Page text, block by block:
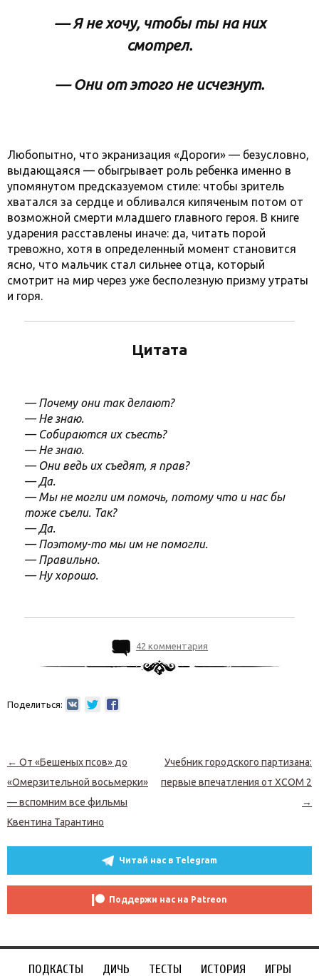
— Я не хочу, чтобы ты на них
смотрел.
— Они от этого не исчезнут.
Любопытно, что экранизация «Дороги» — безусловно,
выдающаяся — обыгрывает роль ребенка именно в
упомянутом предсказуемом стиле: чтобы зритель
хватался за сердце и обливался кипяченым потом от
возможной смерти младшего главного героя. В книге
ударения расставлены иначе: да, читать порой
тревожно, хотя в определенный момент становится
ясно, что мальчик стал сильнее отца, который
смотрит на мир через уже бесполезную призму утраты
и горя.
Цитата
— Почему они так делают?
— Не знаю.
— Собираются их съесть?
— Не знаю.
— Они ведь их съедят, я прав?
— Да.
— Мы не могли им помочь, потому что и нас бы
тоже съели. Так?
— Да.
— Поэтому-то мы им не помогли.
— Правильно.
— Ну хорошо.
42 комментария
Поделиться:
Навигация по записям
← От «Бешеных псов» до
«Омерзительной восьмерки»
— вспомним все фильмы
Квентина Тарантино
Учебник городского партизана:
первые впечатления от XCOM 2
→
Читай нас в Telegram
Поддержи нас на Patreon
ПОДКАСТЫ ДИЧЬ ТЕСТЫ ИСТОРИЯ ИГРЫ